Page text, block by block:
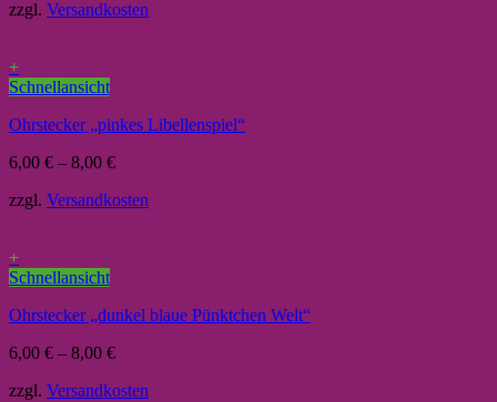
zzgl. Versandkosten
+
Schnellansicht
Ohrstecker „pinkes Libellenspiel“
6,00 € – 8,00 €
zzgl. Versandkosten
+
Schnellansicht
Ohrstecker „dunkel blaue Pünktchen Welt“
6,00 € – 8,00 €
zzgl. Versandkosten